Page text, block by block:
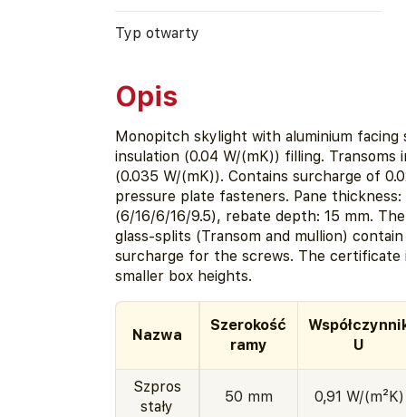
Typ otwarty
Opis
Monopitch skylight with aluminium facing
insulation (0.04 W/(mK)) filling. Transoms
(0.035 W/(mK)). Contains surcharge of
pressure plate fasteners. Pane thickness:
(6/16/6/16/9.5), rebate depth: 15 mm.
glass-splits (Transom and mullion) contain
surcharge for the screws. The certificate
smaller box heights.
Nazwa
Szerokość
ramy
U
Szpros
stały
50 mm 0,91 W/(m²K)